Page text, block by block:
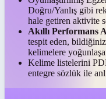
Doğru/Yanlış gibi
hale getiren aktivite
Akıllı Performans
tespit eden,
kelimelere
Kelime listelerini
entegre sözlük ile